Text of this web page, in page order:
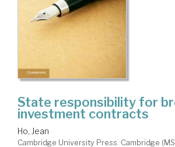
State responsibility for
investment contracts
Ho, Jean
Cambridge University Press. Cambridge